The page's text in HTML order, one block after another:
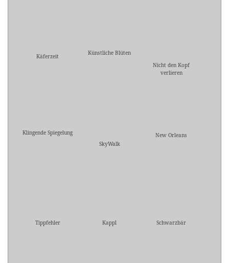
Käferzeit
Künstliche Blüten
Nicht den Kopf
verlieren
Klingende Spiegelung
SkyWalk
New Orleans
Tippfehler Kappl Schwarzbär